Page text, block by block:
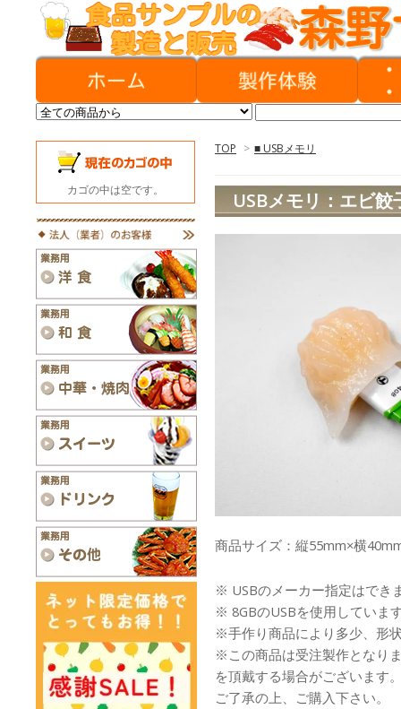
TOP > ■ USBメモリ
USBメモリ：エビ餃
商品サイズ：縦55mm×横
※ USBのメーカー指定はでき
※ 8GBのUSBを使用していま
※手作り商品により多少、形
※この商品は受注製作となり
を頂戴する場合がございます
ご了承の上、ご購入下さい。
カゴの中は空です。